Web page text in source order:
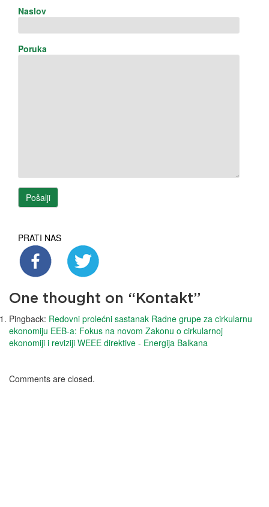
Naslov
Poruka
PRATI NAS
One thought on “ Kontakt”
Pingback: Redovni prolećni sastanak Radne grupe za cirkularnu
ekonomiju EEB-a: Fokus na novom Zakonu o cirkularnoj
ekonomiji i reviziji WEEE direktive - Energija Balkana
Comments are closed.